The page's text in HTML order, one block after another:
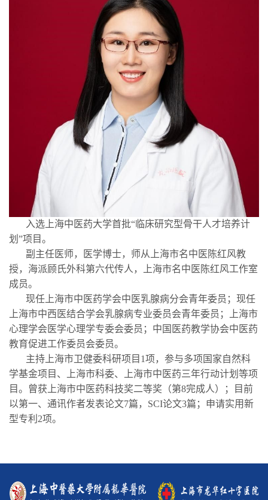
入选上海中医药大学首批“临床研究型骨干人才培养计
划”项目。
副主任医师，医学博士，师从上海市名中医陈红风教
授，海派顾氏外科第六代传人，上海市名中医陈红风工作室
成员。
现任上海市中医药学会中医乳腺病分会青年委员；现任
上海市中西医结合学会乳腺病专业委员会青年委员；上海市
心理学会医学心理学专委会委员；中国医药教学协会中医药
教育促进工作委员会委员。
主持上海市卫健委科研项目1项，参与多项国家自然科
学基金项目、上海市科委、上海市中医药三年行动计划等项
目。曾获上海市中医药科技奖二等奖（第8完成人）；目前
以第一、通讯作者发表论文7篇，SCI论文3篇；申请实用新
型专利2项。